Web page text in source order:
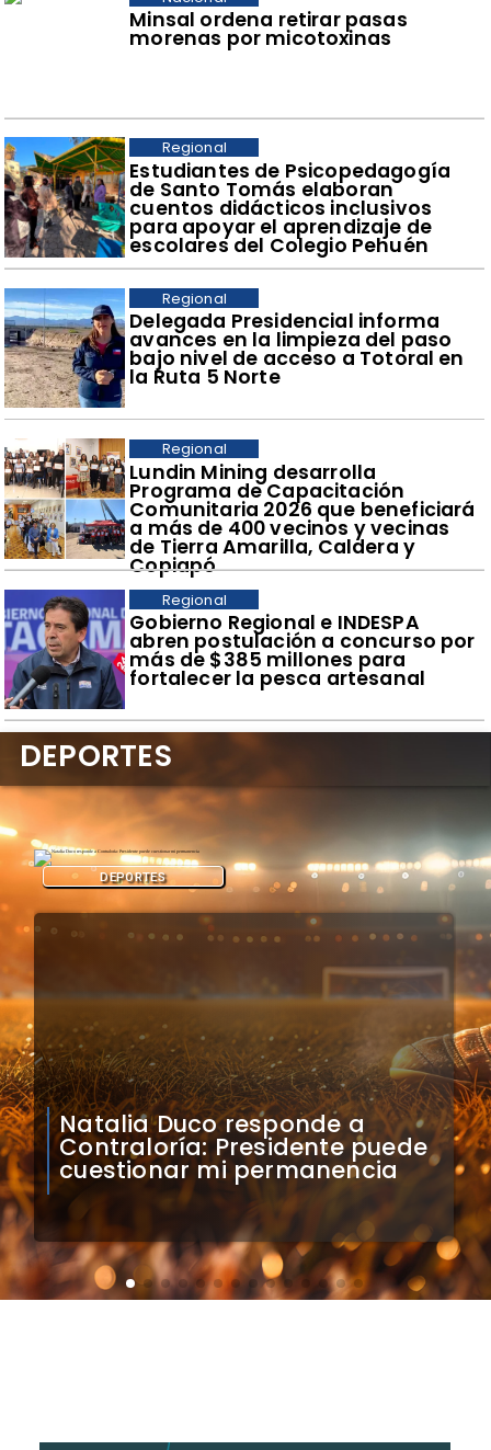
Minsal ordena retirar pasas
morenas por micotoxinas
​Estudiantes de Psicopedagogía
de Santo Tomás elaboran
cuentos didácticos inclusivos
para apoyar el aprendizaje de
escolares del Colegio Pehuén
Regional
​Delegada Presidencial informa
avances en la limpieza del paso
bajo nivel de acceso a Totoral en
la Ruta 5 Norte
Regional
​Lundin Mining desarrolla
Programa de Capacitación
Comunitaria 2026 que beneficiará
a más de 400 vecinos y vecinas
de Tierra Amarilla, Caldera y
Copiapó
Regional
​Gobierno Regional e INDESPA
abren postulación a concurso por
más de $385 millones para
fortalecer la pesca artesanal
Regional
Colo Colo confirma artistas
para bienvenida a Vozinha en
el Monumental
DEPORTES
DEPORTES